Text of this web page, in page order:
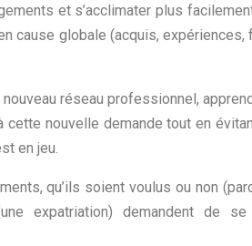
et s’acclimater plus
cause globale (acquis,
réseau professionnel,
nouvelle demande tout en
en jeu.
qu’ils soient voulus ou non
expatriation) demandent de